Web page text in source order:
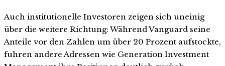
Auch institutionelle Investoren zeigen sich uneinig
über die weitere Richtung: Während Vanguard seine
Anteile vor den Zahlen um über 20 Prozent aufstockte,
fuhren andere Adressen wie Generation Investment